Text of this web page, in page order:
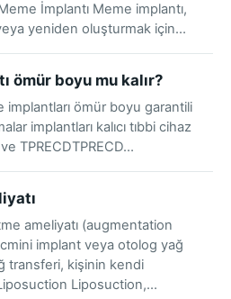
İmplantı Meme implantı,
yeniden oluşturmak için…
ömür boyu mu kalır?
implantları ömür boyu garantili
implantları kalıcı tıbbi cihaz
TPRECDTPRECD…
ameliyatı (augmentation
implant veya otolog yağ
transferi, kişinin kendi
Liposuction,…